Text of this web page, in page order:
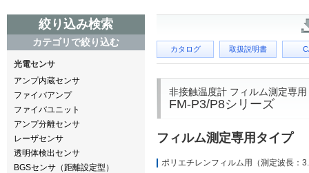
絞り込み検索
カテゴリで絞り込む
光電センサ
アンプ内蔵センサ
ファイバアンプ
ファイバユニット
アンプ分離センサ
レーザセンサ
透明体検出センサ
BGSセンサ（距離設定型）
カタログ 取扱説明書
非接触温度計 フィルム測定専用
FM-P3/P8シリーズ
フィルム測定専用タイプ
ポリエチレンフィルム用（測定波長：